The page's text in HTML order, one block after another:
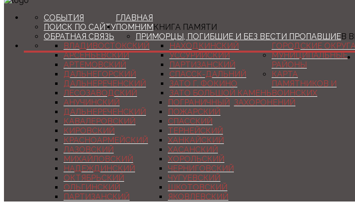
ГЛАВНАЯ
СОБЫТИЯ
ПОИСК ПО САЙТУ
ОБРАТНАЯ СВЯЗЬ
ПОМНИМКНИГА ПАМЯТИ
ПРИМОРЦЫ, ПОГИБШИЕ И БЕЗ ВЕСТИ ПРОПАВШИЕВ
ГОРОДСКИЕ ОКРУГА
ВЛАДИВОСТОКСКИЙ
АРСЕНЬЕВСКИЙ
АРТЕМОВСКИЙ
ДАЛЬНЕГОРСКИЙ
ДАЛЬНЕРЕЧЕНСКИЙ
ЛЕСОЗАВОДСКИЙ
НАХОДКИНСКИЙ
УССУРИЙСКИЙ
ПАРТИЗАНСКИЙ
СПАССК-ДАЛЬНИЙ
ЗАТО Г. ФОКИНО
ЗАТО БОЛЬШОЙ КАМЕНЬ
МУНИЦИПАЛЬНЫЕ
РАЙОНЫ
АНУЧИНСКИЙ
ДАЛЬНЕРЕЧЕНСКИЙ
КАВАЛЕРОВСКИЙ
КИРОВСКИЙ
КРАСНОАРМЕЙСКИЙ
ЛАЗОВСКИЙ
МИХАЙЛОВСКИЙ
НАДЕЖДИНСКИЙ
ОКТЯБРЬСКИЙ
ОЛЬГИНСКИЙ
ПАРТИЗАНСКИЙ
ПОГРАНИЧНЫЙ
ПОЖАРСКИЙ
СПАССКИЙ
ТЕРНЕЙСКИЙ
ХАНКАЙСКИЙ
ХАСАНСКИЙ
ХОРОЛЬСКИЙ
ЧЕРНИГОВСКИЙ
ЧУГУЕВСКИЙ
ШКОТОВСКИЙ
ЯКОВЛЕВСКИЙ
КАРТА
ПАМЯТНИКОВ И
ВОИНСКИХ
ЗАХОРОНЕНИЙ